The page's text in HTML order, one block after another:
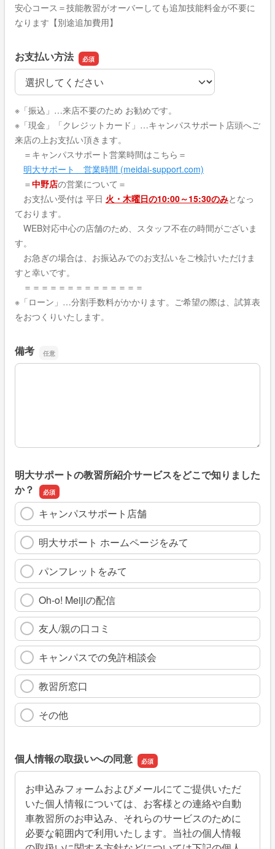
安心コース＝技能教習がオーバーしても追加技能料金が不要に
なります【別途追加費用】
お支払い方法
お支払い方法
※「振込」…来店不要のため お勧めです。
※「現金」「クレジットカード」…キャンパスサポート店頭へご
来店の上お支払い頂きます。
＝キャンパスサポート営業時間はこちら＝
明大サポート 営業時間 (meidai-support.com)
＝中野店の営業について＝
お支払い受付は 平日 火・木曜日の10:00～15:30のみとなっ
ております。
WEB対応中心の店舗のため、スタッフ不在の時間がございま
す。
お急ぎの場合は、お振込みでのお支払いをご検討いただけま
すと幸いです。
＝＝＝＝＝＝＝＝＝＝＝＝＝＝
※「ローン」…分割手数料がかかります。ご希望の際は、試算表
をおつくりいたします。
備考
備考
明大サポートの教習所紹介サービスをどこで知りました
か？
キャンパスサポート店舗
明大サポート ホームページをみて
パンフレットをみて
Oh-o! Meijiの配信
友人/親の口コミ
キャンパスでの免許相談会
教習所窓口
その他
個人情報の取扱いへの同意
お申込みフォームおよびメールにてご提供いただ
いた個人情報については、お客様との連絡や自動
車教習所のお申込み、それらのサービスのために
必要な範囲内で利用いたします。当社の個人情報